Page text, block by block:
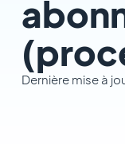
Dernière mise à